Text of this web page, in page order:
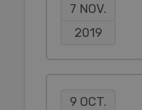
7 NOV.
2019
9 OCT.